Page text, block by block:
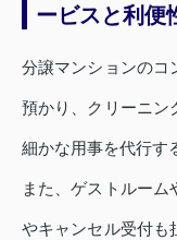
ービスと利便
分譲マンションのコ
預かり、クリーニン
細かな用事を代行す
また、ゲストルー
やキャンセル受付も